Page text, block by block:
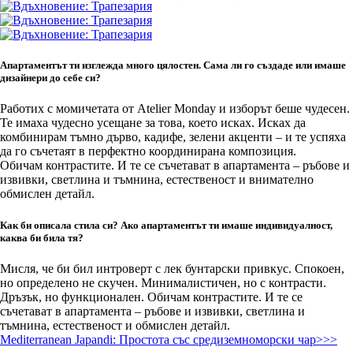
Апартаментът ти изглежда много цялостен. Сама ли го създаде или имаше
дизайнери до себе си?
Работих с момичетата от Atelier Monday и изборът беше чудесен.
Те имаха чудесно усещане за това, което исках. Исках да
комбинирам тъмно дърво, кадифе, зелени акценти – и те успяха
да го съчетаят в перфектно координирана композиция.
Обичам контрастите. И те се съчетават в апартамента – ръбове и
извивки, светлина и тъмнина, естественост и внимателно
обмислен детайл.
Как би описала стила си? Ако апартаментът ти имаше индивидуалност,
каква би била тя?
Мисля, че би бил интроверт с лек бунтарски привкус. Спокоен,
но определено не скучен. Минималистичен, но с контрасти.
Дръзък, но функционален. Обичам контрастите. И те се
съчетават в апартамента – ръбове и извивки, светлина и
тъмнина, естественост и обмислен детайл.
Mediterranean Japandi: Простота със средиземноморски чар>>>